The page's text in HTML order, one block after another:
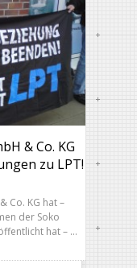
& Co. KG
zu LPT!
Co. KG hat –
der Soko
hat – …